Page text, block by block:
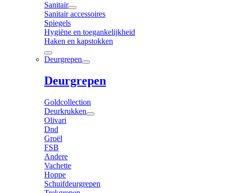
Sanitair
Sanitair accessoires
Spiegels
Hygiëne en toegankelijkheid
Haken en kapstokken
Deurgrepen
Deurgrepen
Goldcollection
Deurkrukken
Olivari
Dnd
Groël
FSB
Andere
Vachette
Hoppe
Schuifdeurgrepen